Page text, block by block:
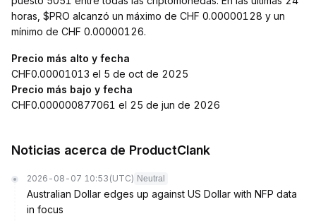
horas, $PRO alcanzó un máximo de CHF 0.00000128 y un
mínimo de CHF 0.00000126.
Precio más alto y fecha
CHF0.00001013 el 5 de oct de 2025
Precio más bajo y fecha
CHF0.000000877061 el 25 de jun de 2026
Noticias acerca de ProductClank
2026-08-07 10:53 (UTC) Neutral
Australian Dollar edges up against US Dollar with NFP data
in focus